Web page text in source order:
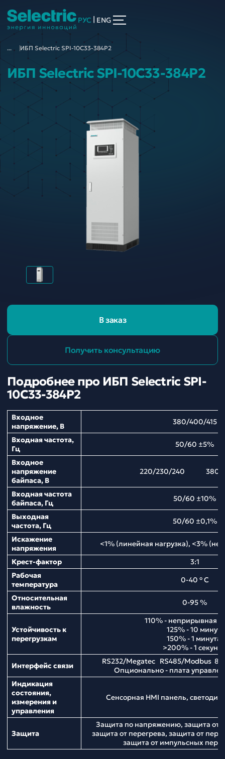
РУС ENG
... ИБП Selectric SPI-10C33-384P2
ИБП Selectric SPI-10C33-384P2
В заказ
Получить консультацию
Подробнее про ИБП Selectric SPI-
10C33-384P2
Входное
напряжение, В
380/400/415
Входная частота,
Гц
50/60 ±5%
Входное
напряжение
байпаса, В
220/230/240 380/
Входная частота
байпаса, Гц
50/60 ±10%
Выходная
частота, Гц
50/60 ±0,1%
Искажение
напряжения
<1% (линейная нагрузка), <3%
Крест-фактор
3:1
Рабочая
температура
0-40 ° С
Относительная
влажность
0-95 %
Устойчивость к
перегрузкам
110% - неприрывная
125% - 10 минут;
150% - 1 минута;
>200% - 1
Интерфейс связи
RS232/Megatec RS485/Modbus 8
Опционально - плата
Индикация
состояния,
измерения и
управления
Сенсорная HMI панель,
Защита
Защита по напряжению, защита от
защита от перегрева, защита от
защита от импульсных